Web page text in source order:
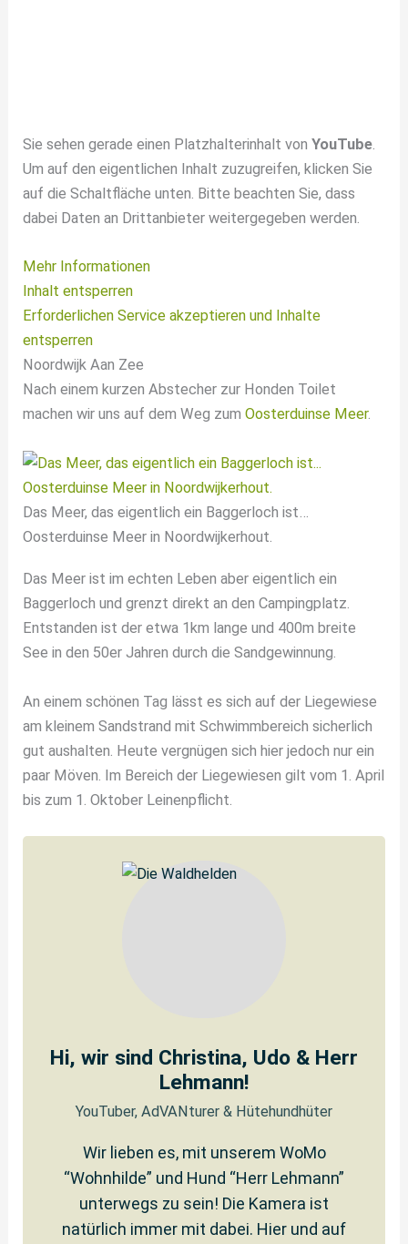
Sie sehen gerade einen Platzhalterinhalt vonYouTube.
Um auf den eigentlichen Inhalt zuzugreifen, klicken Sie
auf die Schaltfläche unten. Bitte beachten Sie, dass
dabei Daten an Drittanbieter weitergegeben werden.
Mehr Informationen
Inhalt entsperren
Erforderlichen Service akzeptieren und Inhalte
entsperren
Noordwijk Aan Zee
Nach einem kurzen Abstecher zur Honden Toilet
machen wir uns auf dem Weg zumOosterduinse Meer.
Das Meer, das eigentlich ein Baggerloch ist…
Oosterduinse Meer in Noordwijkerhout.
Das Meer ist im echten Leben aber eigentlich ein
Baggerloch und grenzt direkt an den Campingplatz.
Entstanden ist der etwa 1km lange und 400m breite
See in den 50er Jahren durch die Sandgewinnung.
An einem schönen Tag lässt es sich auf der Liegewiese
am kleinem Sandstrand mit Schwimmbereich sicherlich
gut aushalten. Heute vergnügen sich hier jedoch nur ein
paar Möven. Im Bereich der Liegewiesen gilt vom 1. April
bis zum 1. Oktober Leinenpflicht.
Hi, wir sind Christina, Udo & Herr
Lehmann!
YouTuber, AdVANturer & Hütehundhüter
Wir lieben es, mit unserem WoMo
“Wohnhilde” und Hund “Herr Lehmann”
unterwegs zu sein! Die Kamera ist
natürlich immer mit dabei. Hier und auf